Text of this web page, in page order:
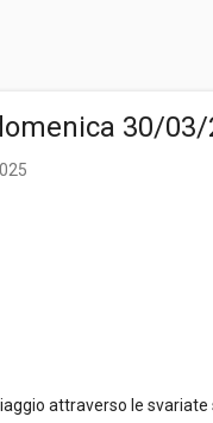
30/
attraverso le